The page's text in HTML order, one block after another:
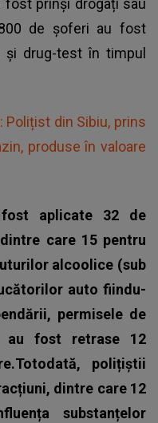
fost prinși drogați sau
de șoferi au fost
drug-test în timpul
Polițist din Sibiu, prins
produse în valoare
aplicate 32 de
care 15 pentru
alcoolice (sub
auto fiindu-
permisele de
au fost retrase 12
polițiștii
dintre care 12
substanțelor